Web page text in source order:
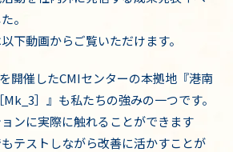
。
下動画からご覧いただけます。
開催したCMIセンターの本拠地『港南
］』も私たちの強みの一つです。
ンに実際に触れることができます
テストしながら改善に活かすことが